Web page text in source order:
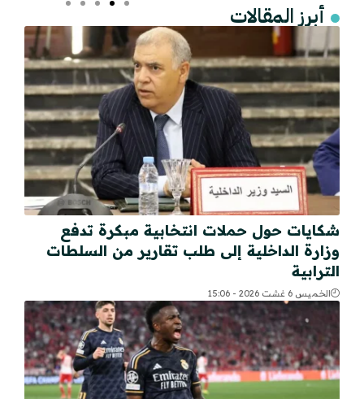
أبرز المقالات
شكايات حول حملات انتخابية مبكرة تدفع
وزارة الداخلية إلى طلب تقارير من السلطات
الترابية
الخميس 6 غشت 2026 - 15:06